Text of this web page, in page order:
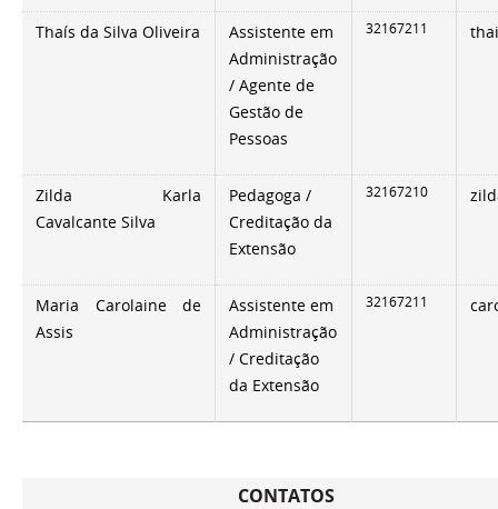
Thaís da Silva Oliveira
Assistente em
Administração
/ Agente de
Gestão de
Pessoas
32167211
Zilda Karla
Cavalcante Silva
Pedagoga /
Creditação da
Extensão
32167210
Maria Carolaine de
Assis
Assistente em
Administração
/ Creditação
da Extensão
32167211
CONTATOS